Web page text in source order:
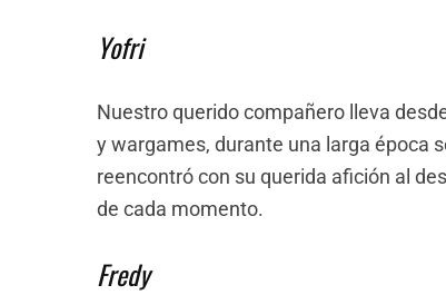
Yofri
Nuestro querido compañero lleva
y wargames, durante una larga época
reencontró con su querida afición al
de cada momento.
Fredy